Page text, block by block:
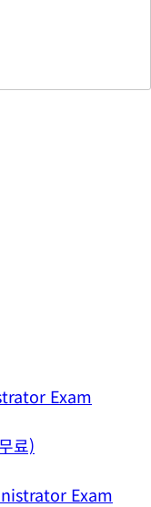
Exam
료)
Exam